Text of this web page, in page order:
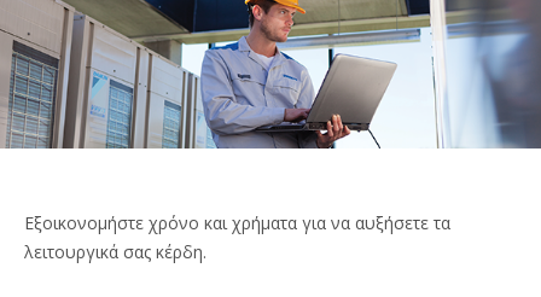
Εξοικονομήστε χρόνο και χρήματα για να αυξήσετε τα
λειτουργικά σας κέρδη.